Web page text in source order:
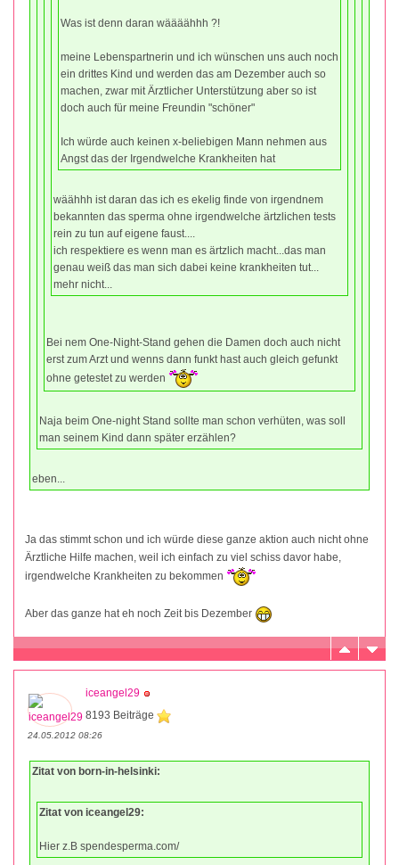
Was ist denn daran wäääähhh ?!
meine Lebenspartnerin und ich wünschen uns auch noch
ein drittes Kind und werden das am Dezember auch so
machen, zwar mit Ärztlicher Unterstützung aber so ist
doch auch für meine Freundin "schöner"
Ich würde auch keinen x-beliebigen Mann nehmen aus
Angst das der Irgendwelche Krankheiten hat
wäähhh ist daran das ich es ekelig finde von irgendnem
bekannten das sperma ohne irgendwelche ärtzlichen tests
rein zu tun auf eigene faust....
ich respektiere es wenn man es ärtzlich macht...das man
genau weiß das man sich dabei keine krankheiten tut...
mehr nicht...
Bei nem One-Night-Stand gehen die Damen doch auch nicht
erst zum Arzt und wenns dann funkt hast auch gleich gefunkt
ohne getestet zu werden
Naja beim One-night Stand sollte man schon verhüten, was soll
man seinem Kind dann später erzählen?
eben...
Ja das stimmt schon und ich würde diese ganze aktion auch nicht ohne
Ärztliche Hilfe machen, weil ich einfach zu viel schiss davor habe,
irgendwelche Krankheiten zu bekommen
Aber das ganze hat eh noch Zeit bis Dezember
iceangel29
8193 Beiträge
24.05.2012 08:26
Zitat von born-in-helsinki:
Zitat von iceangel29:
Hier z.B spendesperma.com/